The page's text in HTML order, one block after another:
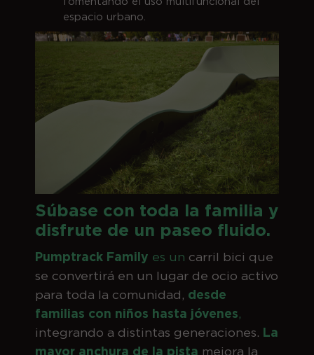
espacio urbano.
Súbase con toda la familia y
disfrute de un paseo fluido.
Pumptrack Family es un carril bici que
se convertirá en un lugar de ocio activo
para toda la comunidad, desde
familias con niños hasta jóvenes,
integrando a distintas generaciones. La
mayor anchura de la pista mejora la